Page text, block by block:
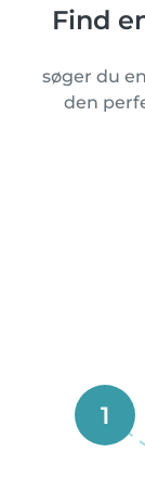
Find
søger du
den
1